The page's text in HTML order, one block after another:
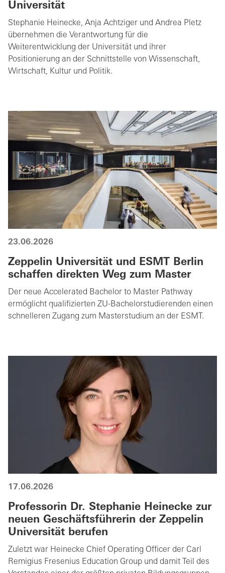
Universität
Stephanie Heinecke, Anja Achtziger und Andrea Pletz
übernehmen die Verantwortung für die
Weiterentwicklung der Universität und ihrer
Positionierung an der Schnittstelle von Wissenschaft,
Wirtschaft, Kultur und Politik.
23.06.2026
Zeppelin Universität und ESMT Berlin
schaffen direkten Weg zum Master
Der neue Accelerated Bachelor to Master Pathway
ermöglicht qualifizierten ZU-Bachelorstudierenden einen
schnelleren Zugang zum Masterstudium an der ESMT.
17.06.2026
Professorin Dr. Stephanie Heinecke zur
neuen Geschäftsführerin der Zeppelin
Universität berufen
Zuletzt war Heinecke Chief Operating Officer der Carl
Remigius Fresenius Education Group und damit Teil des